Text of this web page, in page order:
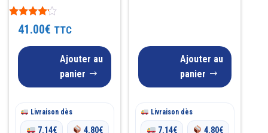
Note
4.0041.00€ TTC
Ajouter au
panier
Livraison dès
7.14€ 4.80€
Ajouter au
panier
Livraison dès
7.14€ 4.80€